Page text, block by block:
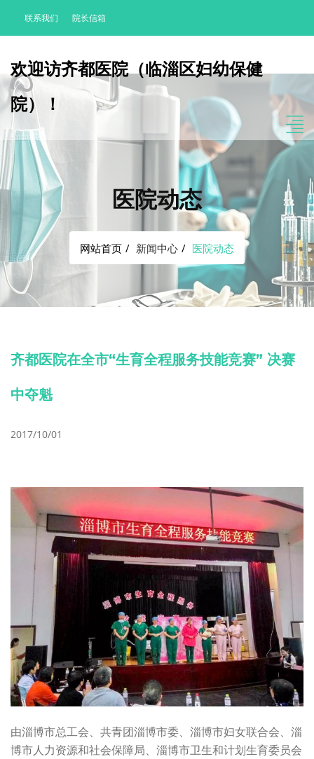
联系我们 院长信箱
欢迎访齐都医院（临淄区妇幼保健
院）！
医院动态
网站首页 新闻中心 医院动态
齐都医院在全市“生育全程服务技能竞赛” 决赛
中夺魁
2017/10/01
由淄博市总工会、共青团淄博市委、淄博市妇女联合会、淄
博市人力资源和社会保障局、淄博市卫生和计划生育委员会